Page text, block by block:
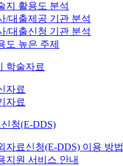
지 활용도 분석
/대출제공 기관 분석
/대출신청 기관 분석
도 높은 주제
학술자료
자료
자료
청(E-DDS)
자료신청(E-DDS) 이용 방법
지원 서비스 안내